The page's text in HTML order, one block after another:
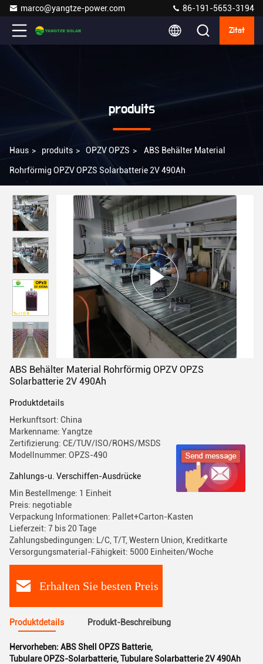
marco@yangtze-power.com 86-191-5653-3194
Zitat
produits
Haus > produits > OPZV OPZS > ABS Behälter Material
Rohrförmig OPZV OPZS Solarbatterie 2V 490Ah
ABS Behälter Material Rohrförmig OPZV OPZS
Solarbatterie 2V 490Ah
Produktdetails
Herkunftsort: China
Markenname: Yangtze
Zertifizierung: CE/TUV/ISO/ROHS/MSDS
Modellnummer: OPZS-490
Zahlungs-u. Verschiffen-Ausdrücke
Min Bestellmenge: 1 Einheit
Preis: negotiable
Verpackung Informationen: Pallet+Carton-Kasten
Lieferzeit: 7 bis 20 Tage
Zahlungsbedingungen: L/C, T/T, Western Union, Kreditkarte
Versorgungsmaterial-Fähigkeit: 5000 Einheiten/Woche
Erhalten Sie besten Preis
Produktdetails Produkt-Beschreibung
Hervorheben: ABS Shell OPZS Batterie,
Tubulare OPZS-Solarbatterie,Tubulare Solarbatterie 2V 490Ah